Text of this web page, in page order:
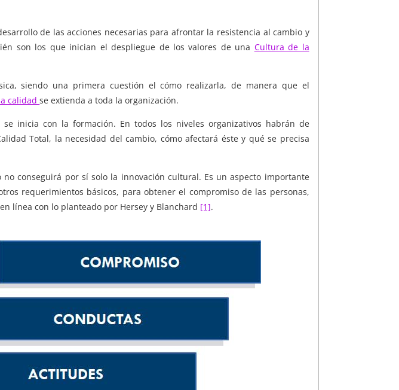
de las acciones necesarias para afrontar la resistencia al cambio y
son los que inician el despliegue de los valores de una Cultura de la
siendo una primera cuestión el cómo realizarla, de manera que el
calidadse extienda a toda la organización.
inicia con la formación. En todos los niveles organizativos habrán de
Total, la necesidad del cambio, cómo afectará éste y qué se precisa
no conseguirá por sí solo la innovación cultural. Es un aspecto importante
requerimientos básicos, para obtener el compromiso de las personas,
línea con lo planteado por Hersey y Blanchard [1].